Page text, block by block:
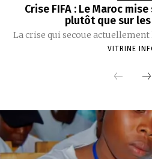
Crise FIFA : Le Maroc
plutôt que sur
La crise qui secoue actuellement
VITRINE